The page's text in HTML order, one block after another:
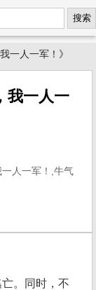
搜索
一人一军！》
我一人一
人一军！,牛气
。同时，不